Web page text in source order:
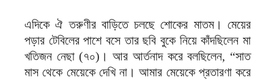
এদিকে ঐ তরুণীর বাড়িতে চলছে শোকের মাতম। মেয়ের
পড়ার টেবিলের পাশে বসে তার ছবি বুকে নিয়ে কাঁদছিলেন মা
খতিজন নেছা (৭০)। আর আর্তনাদ করে বলছিলেন, “সাত
মাস থেকে মেয়েকে দেখি না। আমার মেয়েকে প্রতারণা করে